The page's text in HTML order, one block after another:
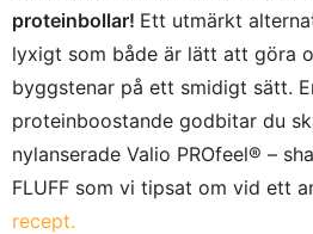
proteinbollar! Ett utmärkt
lyxigt som både är lätt att göra
byggstenar på ett smidigt sätt.
proteinboostande godbitar du
nylanserade Valio PROfeel® –
FLUFF som vi tipsat om vid ett
recept.